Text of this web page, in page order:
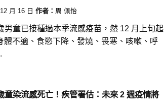
月 16 日 作者： 周 佩怡
男童已接種過本季流感疫苗，然 12 月上旬起
體不適、食慾下降、發燒、畏寒、咳嗽、呼
童染流感死亡！疾管署估：未來 2 週疫情將